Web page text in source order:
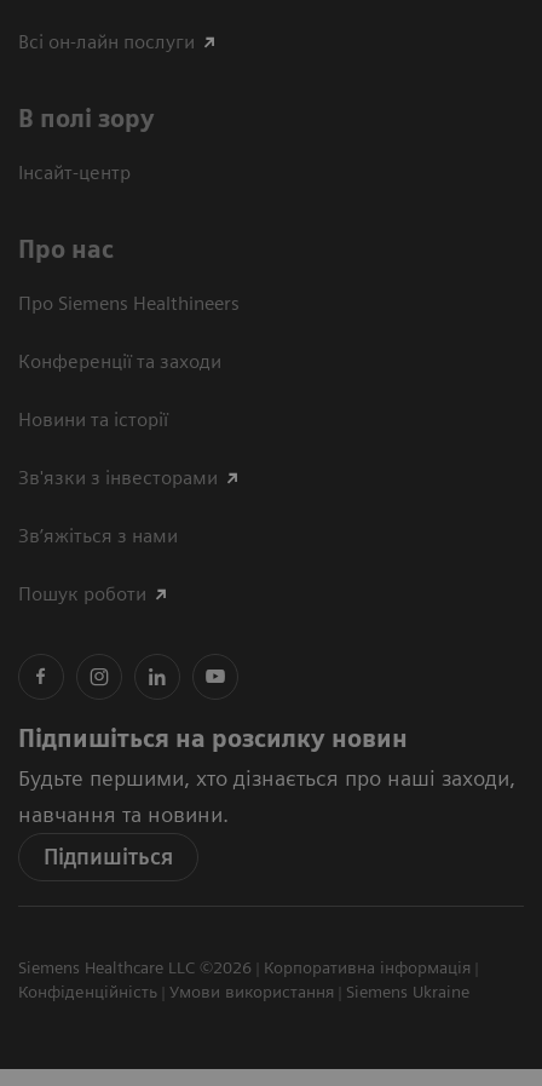
Всі он-лайн послуги
В полі зору
Інсайт-центр
Про нас
Про Siemens Healthineers
Конференції та заходи
Новини та історії
Зв'язки з інвесторами
Зв’яжіться з нами
Пошук роботи
Підпишіться на розсилку новин
Будьте першими, хто дізнається про наші заходи,
навчання та новини.
Підпишіться
Siemens Healthcare LLC ©2026
Корпоративна інформація
Конфіденційність
Умови використання Siemens Ukraine